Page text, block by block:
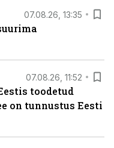
07.08.26, 13:35
07.08.26, 11:52
toodetud
on tunnustus Eesti